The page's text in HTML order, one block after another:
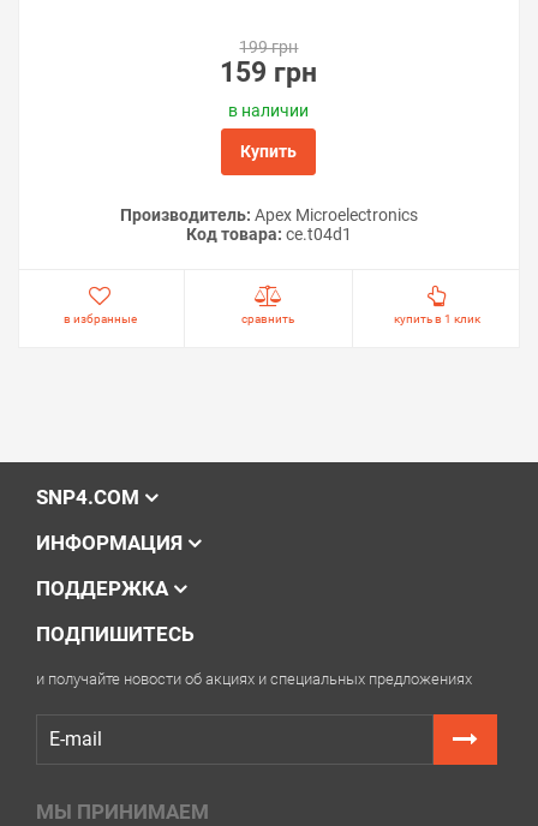
199 грн
159 грн
в наличии
Купить
Производитель: Apex Microelectronics
Код товара: ce.t04d1
в избранные сравнить купить в 1 клик
SNP4.COM
ИНФОРМАЦИЯ
ПОДДЕРЖКА
ПОДПИШИТЕСЬ
и получайте новости об акциях и специальных предложениях
МЫ ПРИНИМАЕМ